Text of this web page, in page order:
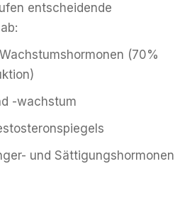
entscheidende
(70%
-wachstum
und Sättigungshormonen